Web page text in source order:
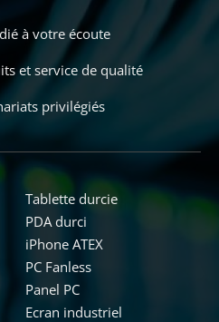
à votre écoute
et service de qualité
privilégiés
Tablette durcie
PDA durci
iPhone ATEX
PC Fanless
Panel PC
Ecran industriel